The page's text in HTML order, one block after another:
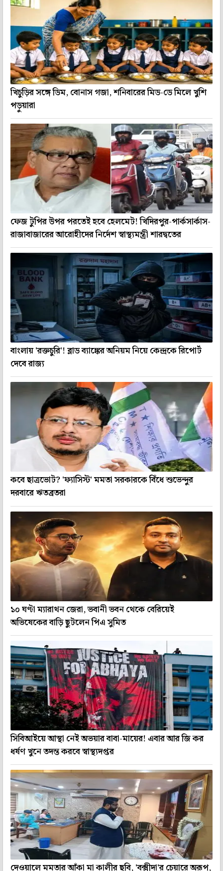
খিচুড়ির সঙ্গে ডিম, বোনাস গজা, শনিবারের মিড-ডে মিলে খুশি
পড়ুয়ারা
ফেজ টুপির উপর পরতেই হবে হেলমেট! খিদিরপুর-পার্কসার্কাস-
রাজাবাজারের আরোহীদের নির্দেশ স্বাস্থ্যমন্ত্রী শারদ্বতের
বাংলায় 'রক্তচুরি'! ব্লাড ব্যাঙ্কের অনিয়ম নিয়ে কেন্দ্রকে রিপোর্ট
দেবে রাজ্য
কবে ছাত্রভোট? 'ফ্যাসিস্ট' মমতা সরকারকে বিঁধে শুভেন্দুর
দরবারে ঋতব্রতরা
১০ ঘণ্টা ম্যারাথন জেরা, ভবানী ভবন থেকে বেরিয়েই
অভিষেকের বাড়ি ছুটলেন পিএ সুমিত
সিবিআইয়ে আস্থা নেই অভয়ার বাবা-মায়ের! এবার আর জি কর
ধর্ষণ খুনে তদন্ত করবে স্বাস্থ্যদপ্তর
দেওয়ালে মমতার আঁকা মা কালীর ছবি, 'বক্সীদা'র চেয়ারে অরূপ,